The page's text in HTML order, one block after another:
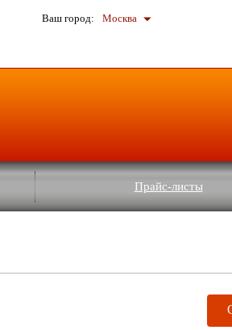
Ваш город: Москва
Прайс-листы